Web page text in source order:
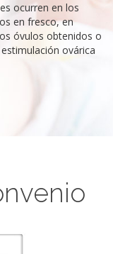
ocurren en los
en fresco, en
óvulos obtenidos o
ovárica